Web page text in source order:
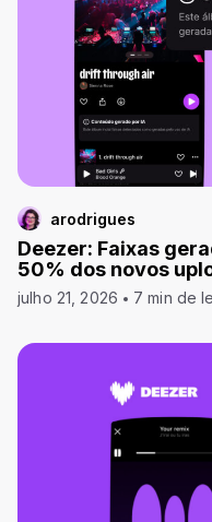
arodrigues
Deezer: Faixas
50% dos novos
julho 21, 2026 7 min de